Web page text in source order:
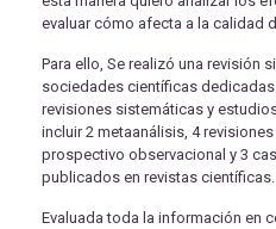
evaluar cómo afecta a la calidad
Para ello, Se realizó una revisión
sociedades científicas
revisiones sistemáticas y
incluir 2 metaanálisis, 4
prospectivo observacional y 3
publicados en revistas científicas.
Evaluada toda la información en